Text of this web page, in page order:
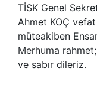
TİSK Genel
Ahmet KOÇ
müteakiben
Merhuma
ve sabır dileriz.